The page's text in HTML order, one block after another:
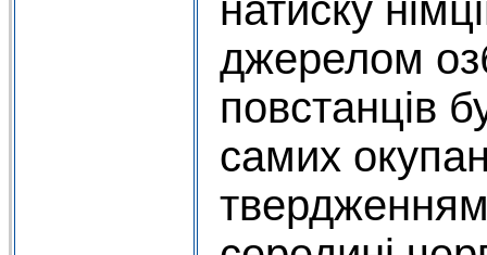
джерелом
повстанців
самих